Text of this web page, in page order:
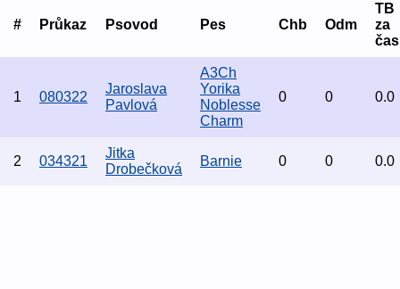
# Průkaz Psovod Pes Chb Odm
TB
za
čas
1 080322
Jaroslava
Pavlová
A3Ch
Yorika
Noblesse
Charm
0 0 0.0
2 034321
Jitka
Drobečková
Barnie 0 0 0.0